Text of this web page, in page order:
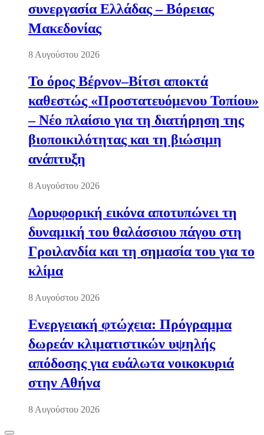
συνεργασία Ελλάδας – Βόρειας
Μακεδονίας
8 Αυγούστου 2026
Το όρος Βέρνον–Βίτσι αποκτά
καθεστώς «Προστατευόμενου Τοπίου»
– Νέο πλαίσιο για τη διατήρηση της
βιοποικιλότητας και τη βιώσιμη
ανάπτυξη
8 Αυγούστου 2026
Δορυφορική εικόνα αποτυπώνει τη
δυναμική του θαλάσσιου πάγου στη
Γροιλανδία και τη σημασία του για το
κλίμα
8 Αυγούστου 2026
Ενεργειακή φτώχεια: Πρόγραμμα
δωρεάν κλιματιστικών υψηλής
απόδοσης για ευάλωτα νοικοκυριά
στην Αθήνα
8 Αυγούστου 2026